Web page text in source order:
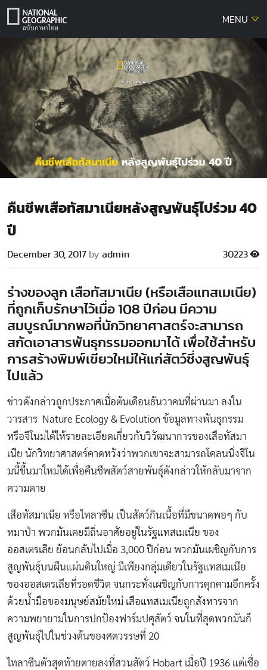
Skip
MENU
คืนชีพเสือทัสมาเนียหลังสูญพันธุ์ไปร่วม 40
ปี
December 30, 2017 by admin 30223
ร่างของลูก เสือทัสมาเนีย (หรือเสือแทสเมเนีย)
ที่ถูกเก็บรักษาไว้เมื่อ 108 ปีก่อน มีความ
สมบูรณ์มากพอที่นักวิทยาศาสตร์จะสามารถ
สกัดเอาสารพันธุกรรมออกมาได้ เพื่อใช้สำหรับ
การสร้างพิมพ์เขียวใหม่ให้แก่สัตว์ซึ่งสูญพันธุ์
ไปแล้ว
ข่าวดังกล่าวถูกประกาศเมื่อต้นเดือนธันวาคมที่ผ่านมา ลงใน
วารสาร Nature Ecology & Evolution ข้อมูลทางพันธุกรรม
หรือจีโนมได้ให้รายละเอียดเกี่ยวกับวิวัฒนาการของเสือทัสมา
เนีย นักวิทยาศาสตร์คาดหวังว่าพวกเขาจะสามารถโคลนนิ่งจีโน
มนี้ขึ้นมาใหม่ได้เพื่อคืนชีพสัตว์สายพันธุ์ดังกล่าวให้กลับมาจาก
ความตาย
เสือทัสมาเนีย หรือไทลาซีน เป็นสัตว์กินเนื้อที่มีขนาดพอๆ กับ
หมาป่า พวกมันเคยมีถิ่นอาศัยอยู่ในรัฐแทสเมเนีย ของ
ออสเตรเลีย ย้อนกลับไปเมื่อ 3,000 ปีก่อน พวกมันเผชิญกับการ
สูญพันธุ์บนผืนแผ่นดินใหญ่ มีเพียงกลุ่มเดียวในรัฐแทสเมเนีย
ของออสเตรเลียที่รอดชีวิต จนกระทั่งเผชิญกับการคุกคามอีกครั้ง
ด้วยน้ำมือของมนุษย์สมัยใหม่ เสือแทสเมเนียถูกสังหารจาก
ความพยายามในการปกป้องฟาร์มปศุสัตว์ จนในที่สุดพวกมันก็
สูญพันธุ์ไปในช่วงต้นของศตวรรษที่ 20
ไทลาซีนตัวสุดท้ายตายลงที่สวนสัตว์ Hobart เมื่อปี 1936 แต่เชื่อ